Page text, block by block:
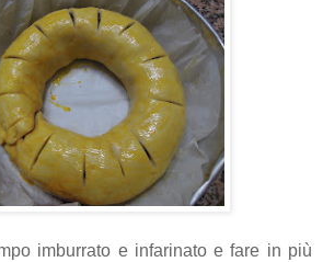
imburrato e infarinato e fare in più